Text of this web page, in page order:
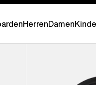
HerrenDamen